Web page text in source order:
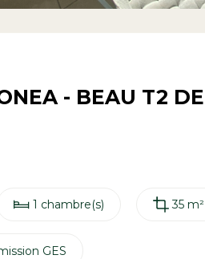
- BEAU T2 DE
1 chambre(s) 35 m²
GES